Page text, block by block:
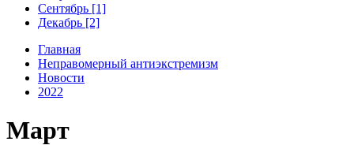
Сентябрь [1]
Декабрь [2]
Главная
Неправомерный антиэкстремизм
Новости
2022
Март